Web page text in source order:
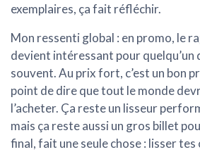
exemplaires, ça fait réfléchir.
Mon ressenti global : en promo, le
devient intéressant pour quelqu’un
souvent. Au prix fort, c’est un bon
point de dire que tout le monde
l’acheter. Ça reste un lisseur
mais ça reste aussi un gros billet
final, fait une seule chose : lisser tes